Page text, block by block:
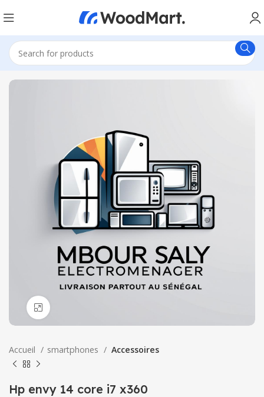
Accueil smartphones Accessoires
Hp envy 14 core i7 x360